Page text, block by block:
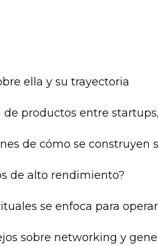
ella y su trayectoria
productos entre
de cómo se construyen
de alto rendimiento?
se enfoca para
sobre networking y